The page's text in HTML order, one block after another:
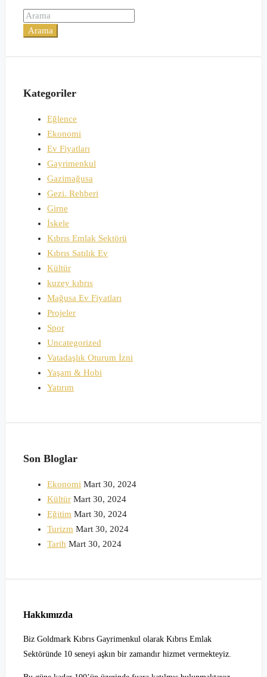
Arama
Kategoriler
Eğlence
Ekonomi
Ev Fiyatları
Gayrimenkul
Gazimağusa
Gezi. Rehberi
Girne
İskele
Kıbrıs Emlak Sektörü
Kıbrıs Satılık Ev
Kültür
kuzey kıbrıs
Mağusa Ev Fiyatları
Projeler
Spor
Uncategorized
Vatadaşlık Oturum İzni
Yaşam & Hobi
Yatırım
Son Bloglar
Ekonomi Mart 30, 2024
Kültür Mart 30, 2024
Eğitim Mart 30, 2024
Turizm Mart 30, 2024
Tarih Mart 30, 2024
Hakkımızda
Biz Goldmark Kıbrıs Gayrimenkul olarak Kıbrıs Emlak
Sektöründe 10 seneyi aşkın bir zamandır hizmet vermekteyiz.